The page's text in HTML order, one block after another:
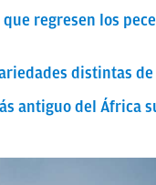
regresen los
distintas
antiguo del África